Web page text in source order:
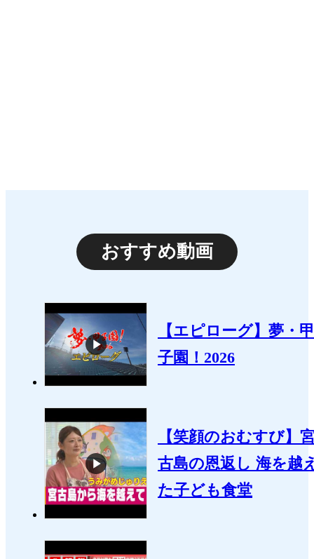
おすすめ動画
【エピローグ】夢・甲
子園！2026
【笑顔のおむすび】
古島の恩返し 海を越
た子ども食堂